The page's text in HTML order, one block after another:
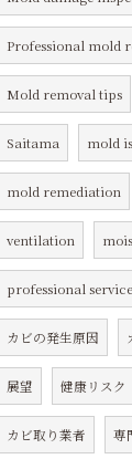
Professional mold
Mold removal tips
Saitama mold
mold remediation
ventilation
professional
カビの発生原因
展望 健康リスク
カビ取り業者 専